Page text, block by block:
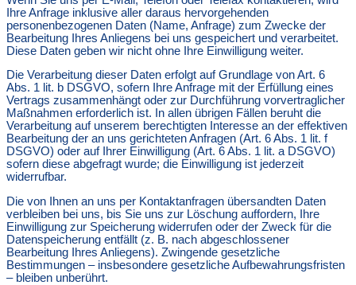
Ihre Anfrage inklusive aller daraus hervorgehenden
personenbezogenen Daten (Name, Anfrage) zum Zwecke der
Bearbeitung Ihres Anliegens bei uns gespeichert und verarbeitet.
Diese Daten geben wir nicht ohne Ihre Einwilligung weiter.
Die Verarbeitung dieser Daten erfolgt auf Grundlage von Art. 6
Abs. 1 lit. b DSGVO, sofern Ihre Anfrage mit der Erfüllung eines
Vertrags zusammenhängt oder zur Durchführung vorvertraglicher
Maßnahmen erforderlich ist. In allen übrigen Fällen beruht die
Verarbeitung auf unserem berechtigten Interesse an der effektiven
Bearbeitung der an uns gerichteten Anfragen (Art. 6 Abs. 1 lit. f
DSGVO) oder auf Ihrer Einwilligung (Art. 6 Abs. 1 lit. a DSGVO)
sofern diese abgefragt wurde; die Einwilligung ist jederzeit
widerrufbar.
Die von Ihnen an uns per Kontaktanfragen übersandten Daten
verbleiben bei uns, bis Sie uns zur Löschung auffordern, Ihre
Einwilligung zur Speicherung widerrufen oder der Zweck für die
Datenspeicherung entfällt (z. B. nach abgeschlossener
Bearbeitung Ihres Anliegens). Zwingende gesetzliche
Bestimmungen – insbesondere gesetzliche Aufbewahrungsfristen
– bleiben unberührt.